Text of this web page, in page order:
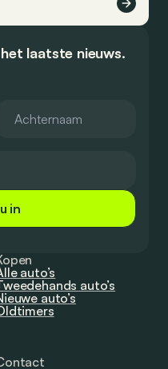
laatste nieuws.
in
auto’s
auto’s
auto’s